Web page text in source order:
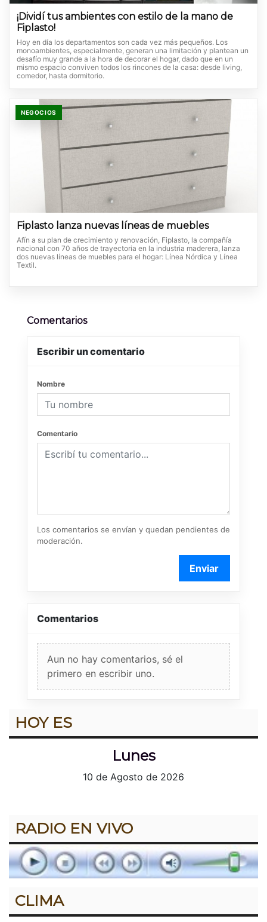
¡Dividí tus ambientes con estilo de la mano de
Fiplasto!
Hoy en día los departamentos son cada vez más pequeños. Los
monoambientes, especialmente, generan una limitación y plantean un
desafío muy grande a la hora de decorar el hogar, dado que en un
mismo espacio conviven todos los rincones de la casa: desde living,
comedor, hasta dormitorio.
NEGOCIOS
Fiplasto lanza nuevas líneas de muebles
Afín a su plan de crecimiento y renovación, Fiplasto, la compañía
nacional con 70 años de trayectoria en la industria maderera, lanza
dos nuevas líneas de muebles para el hogar: Línea Nórdica y Línea
Textil.
Comentarios
Escribir un comentario
Nombre
Comentario
Los comentarios se envían y quedan pendientes de
moderación.
Enviar
Comentarios
Aun no hay comentarios, sé el
primero en escribir uno.
HOY ES
Lunes
10 de Agosto de 2026
RADIO EN VIVO
CLIMA